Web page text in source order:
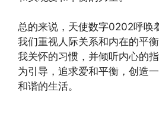
总的来说，天使数字0202呼唤
我们重视人际关系和内在的平
我关怀的习惯，并倾听内心的
为引导，追求爱和平衡，创造
和谐的生活。